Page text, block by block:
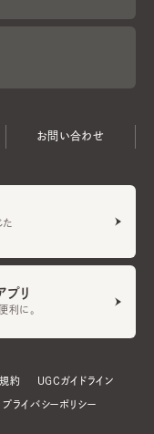
お問い合わせ
た
リ
利に。
約 UGCガイドライン
プライバシーポリシー